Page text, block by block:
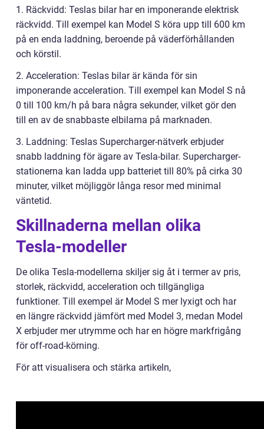
1. Räckvidd: Teslas bilar har en imponerande elektrisk
räckvidd. Till exempel kan Model S köra upp till 600 km
på en enda laddning, beroende på väderförhållanden
och körstil.
2. Acceleration: Teslas bilar är kända för sin
imponerande acceleration. Till exempel kan Model S nå
0 till 100 km/h på bara några sekunder, vilket gör den
till en av de snabbaste elbilarna på marknaden.
3. Laddning: Teslas Supercharger-nätverk erbjuder
snabb laddning för ägare av Tesla-bilar. Supercharger-
stationerna kan ladda upp batteriet till 80% på cirka 30
minuter, vilket möjliggör långa resor med minimal
väntetid.
Skillnaderna mellan olika
Tesla-modeller
De olika Tesla-modellerna skiljer sig åt i termer av pris,
storlek, räckvidd, acceleration och tillgängliga
funktioner. Till exempel är Model S mer lyxigt och har
en längre räckvidd jämfört med Model 3, medan Model
X erbjuder mer utrymme och har en högre markfrigång
för off-road-körning.
För att visualisera och stärka artikeln,